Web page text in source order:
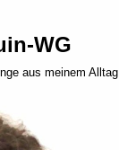
WG
aus meinem Alltag